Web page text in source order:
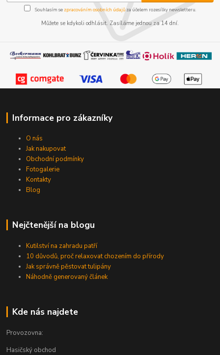
Souhlasím se zpracováním osobních údajůza účelem rozesílky newsletteru.
Můžete se kdykoli odhlásit. Zasíláme jednou za 14 dní.
Informace pro zákazníky
O nás
Jak nakupovat
Obchodní podmínky
Fotogalerie
Kontakty
Blog
Nejčtenější na blogu
Kutilství na zahradu patří
10 důvodů, proč relaxovat chozením do přírody
Jak správně pěstovat tulipány
Náhodně generovaný článek
Kde nás najdete
Provozovna:
Hasičský obchod